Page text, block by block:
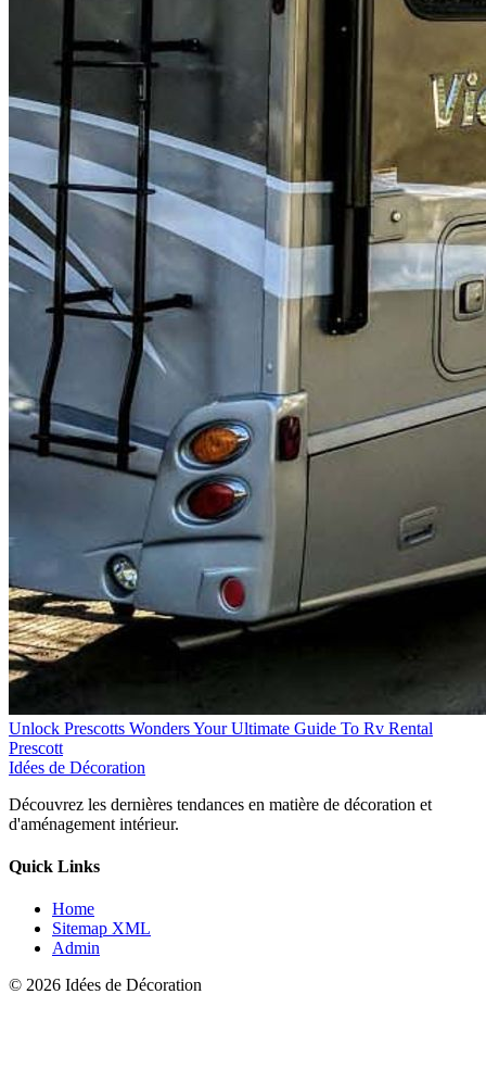
Unlock Prescotts Wonders Your Ultimate Guide To Rv Rental
Prescott
Idées de Décoration
Découvrez les dernières tendances en matière de décoration et
d'aménagement intérieur.
Quick Links
Home
Sitemap XML
Admin
© 2026 Idées de Décoration